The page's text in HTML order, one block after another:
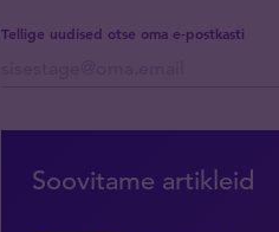
Tellige uudised otse oma e-postkasti
Soovitame artikleid